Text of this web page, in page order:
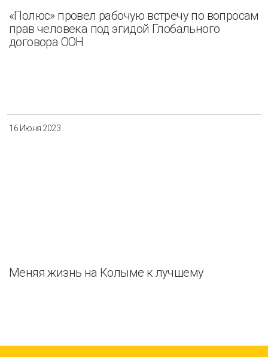
«Полюс» провел рабочую встречу по вопросам
прав человека под эгидой Глобального
договора ООН
16 Июня 2023
Меняя жизнь на Колыме к лучшему